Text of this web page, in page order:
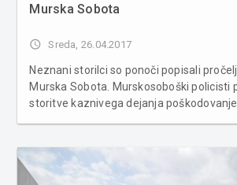
Murska Sobota
access_time Sreda, 26.04.2017
Neznani storilci so ponoči popisali
Murska Sobota. Murskosoboški policisti
storitve kaznivega dejanja